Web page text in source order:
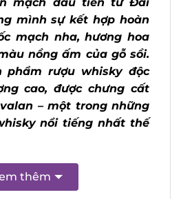
mạch đầu tiên từ Đài
mình sự kết hợp
ngũ cốc mạch nha,
và sắc màu nồng
là một sản phẩm
đáo và chất lượng cao,
nhà máy Kavalan –
nhà máy rượu whisky
giới.
thêm
X